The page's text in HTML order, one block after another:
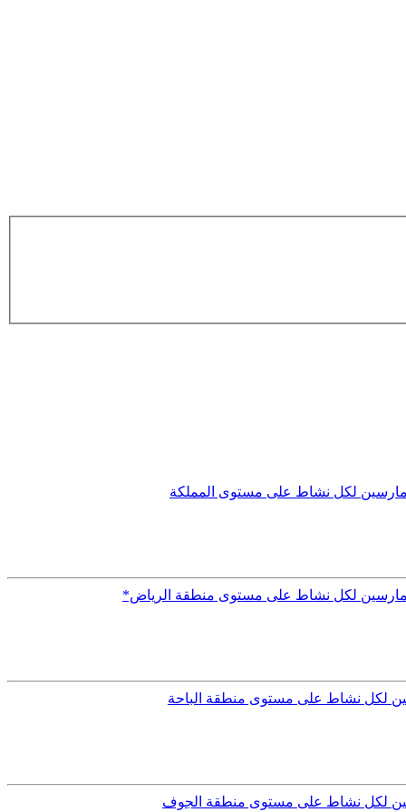
لكل نشاط على مستوى المملكة
لكل نشاط على مستوى منطقة الرياض*
لكل نشاط على مستوى منطقة الباحة
لكل نشاط على مستوى منطقة الجوف